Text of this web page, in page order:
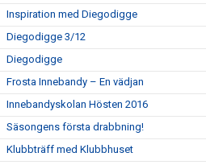
Inspiration med Diegodigge
Diegodigge 3/12
Diegodigge
Frosta Innebandy – En vädjan
Innebandyskolan Hösten 2016
Säsongens första drabbning!
Klubbträff med Klubbhuset